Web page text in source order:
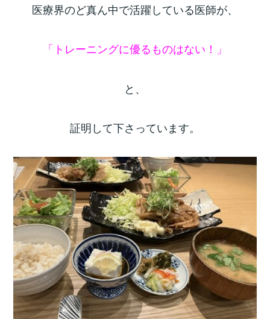
医療界のど真ん中で活躍している医師が、
「トレーニングに優るものはない！」
と、
証明して下さっています。